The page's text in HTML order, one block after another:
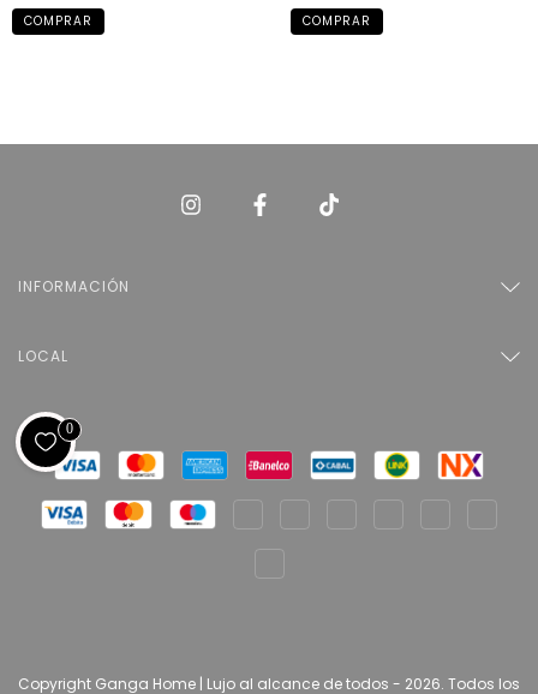
INFORMACIÓN
LOCAL
Copyright Ganga Home | Lujo al alcance de todos - 2026. Todos los
0